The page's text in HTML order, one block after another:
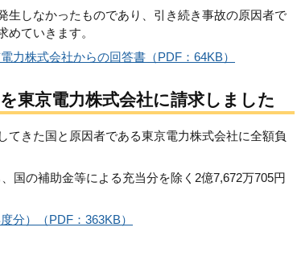
生しなかったものであり、引き続き事故の原因者で
ていきます。
力株式会社からの回答書（PDF：64KB）
東京電力株式会社に請求しました
きた国と原因者である東京電力株式会社に全額負
国の補助金等による充当分を除く2億7,672万705円
分）（PDF：363KB）